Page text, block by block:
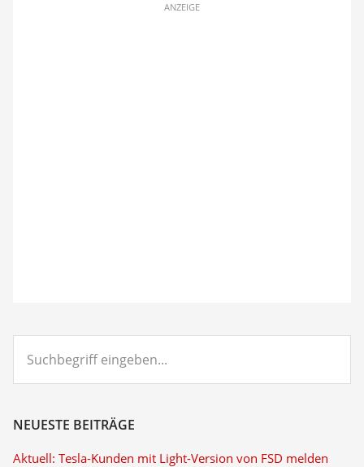
ANZEIGE
eingeben...
NEUESTE BEITRÄGE
Aktuell: Tesla-Kunden mit Light-Version von FSD melden